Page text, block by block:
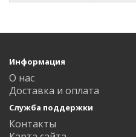
Информация
О нас
Доставка и оплата
Служба поддержки
Контакты